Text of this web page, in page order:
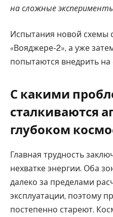
на сложные
Испытания новой схемы
«Вояджере-2», а уже
попытаются внедрить на
С какими
сталкиваются
глубоком
Главная трудность
нехватке энергии. Оба
далеко за пределами
эксплуатации, поэтому
постепенно стареют.